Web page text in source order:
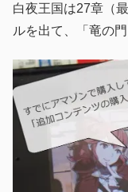
白夜王国は27章（
ルを出て、「竜の門